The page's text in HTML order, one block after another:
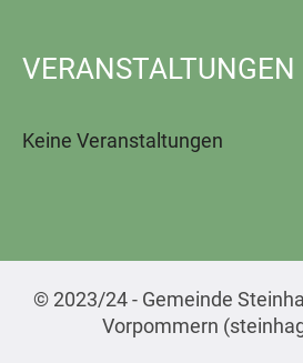
VERANSTALTUNGEN
Keine Veranstaltungen
© 2023/24 - Gemeinde
Vorpommern